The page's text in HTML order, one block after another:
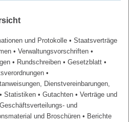
und Protokolle • Staatsverträge
• Verwaltungsvorschriften •
• Rundschreiben • Gesetzblatt •
•
Dienstvereinbarungen,
• Statistiken • Gutachten • Verträge und
und
und Broschüren • Berichte